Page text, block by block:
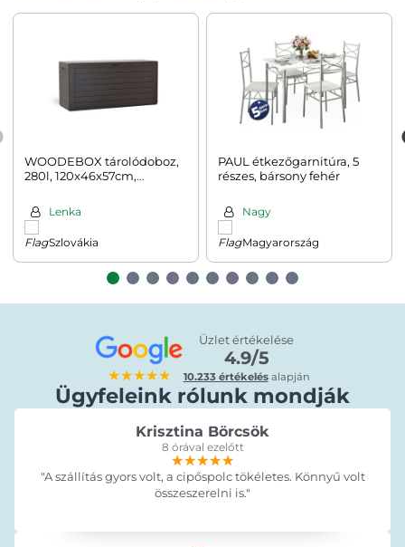
WOODEBOX tárolódoboz,
280l, 120x46x57cm,
Lenka
Szlovákia
PAUL étkezőgarnitúra, 5
részes, bársony fehér
Nagy
Magyarország
★★★★★
Üzlet értékelése
4.9/5
10.233 értékelésalapján
Ügyfeleink rólunk mondják
Krisztina Börcsök
8 órával ezelőtt
★★★★★
★★★★★
★★★★★
"A szállítás gyors volt, a cipőspolc tökéletes. Könnyű volt
összeszerelni is."